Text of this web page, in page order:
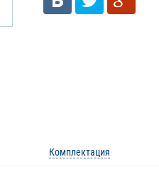
Комплектация